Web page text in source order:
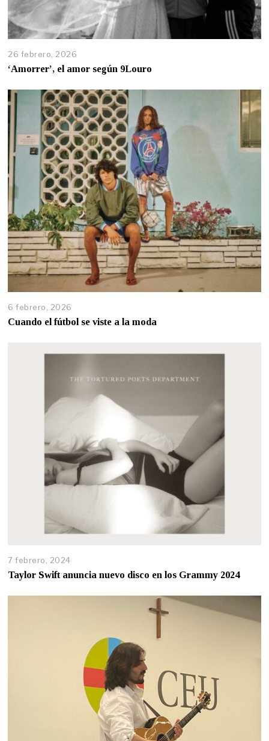
26 febrero, 2026
‘Amorrer’, el amor según 9Louro
6 febrero, 2026
Cuando el fútbol se viste a la moda
7 febrero, 2024
Taylor Swift anuncia nuevo disco en los Grammy 2024